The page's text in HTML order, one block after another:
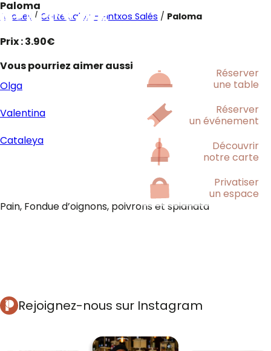
Réserver
une table
Réserver
un événement
Découvrir
notre carte
Privatiser
un espace
Paloma
Accueil / Carte Salon - Pintxos Salés / Paloma
Pain, Fondue d’oignons, poivrons et spianata
Prix : 3.90€
Vous pourriez aimer aussi
Olga
Valentina
Cataleya
Rejoignez-nous sur Instagram